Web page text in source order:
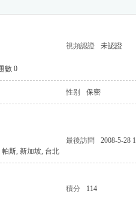
視頻認證 未認證
數 0
性别 保密
最後訪問
2008-5-28
斯, 新加坡, 台北
積分
114